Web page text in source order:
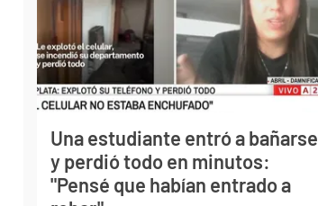
Una estudiante entró a bañarse
y perdió todo en minutos:
"Pensé que habían entrado a